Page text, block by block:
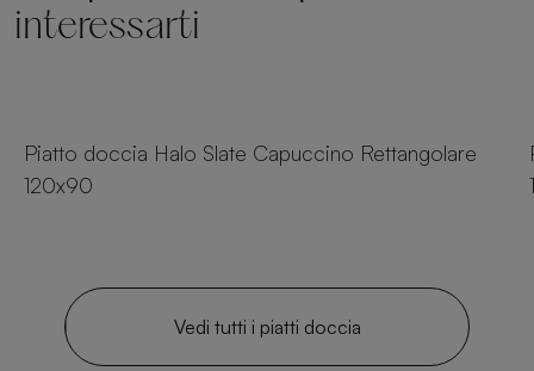
interessarti
Piatto doccia Halo Slate Capuccino Rettangolare
120x90
Vedi tutti i piatti doccia